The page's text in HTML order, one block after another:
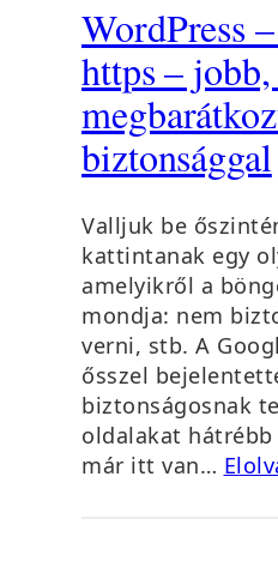
WordPress
https – jobb,
biztonsággal
Valljuk be
kattintanak egy
amelyikről a
mondja: nem
verni, stb. A
ősszel
biztonságosnak
oldalakat
már itt van…